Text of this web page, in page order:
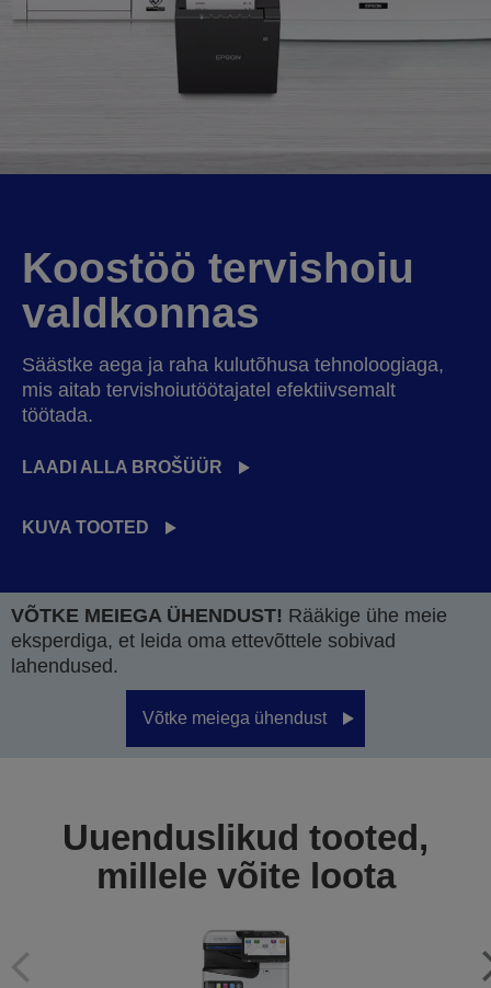
Koostöö tervishoiu
valdkonnas
Säästke aega ja raha kulutõhusa tehnoloogiaga,
mis aitab tervishoiutöötajatel efektiivsemalt
töötada.
LAADI ALLA BROŠÜÜR
KUVA TOOTED
VÕTKE MEIEGA ÜHENDUST! Rääkige ühe meie
eksperdiga, et leida oma ettevõttele sobivad
lahendused.
Võtke meiega ühendust
Uuenduslikud tooted,
millele võite loota